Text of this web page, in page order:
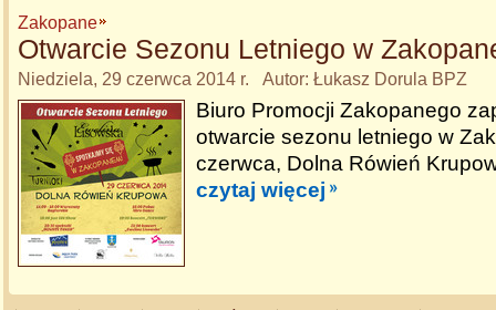
Zakopane
Otwarcie Sezonu Letniego w
Niedziela, 29 czerwca 2014 r. Autor: Łukasz Dorula BPZ
Biuro Promocji Zakopanego
otwarcie sezonu letniego w
czerwca, Dolna Rówień
czytaj więcej